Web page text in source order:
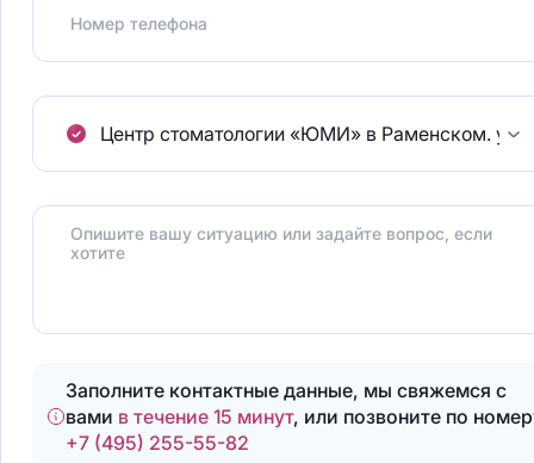
Номер телефона
Центр стоматологии «ЮМИ» в Раменском. ул.
Опишите вашу ситуацию или задайте вопрос, если
хотите
Заполните контактные данные, мы свяжемся с
вами в течение 15 минут, или позвоните по
+7 (495) 255-55-82